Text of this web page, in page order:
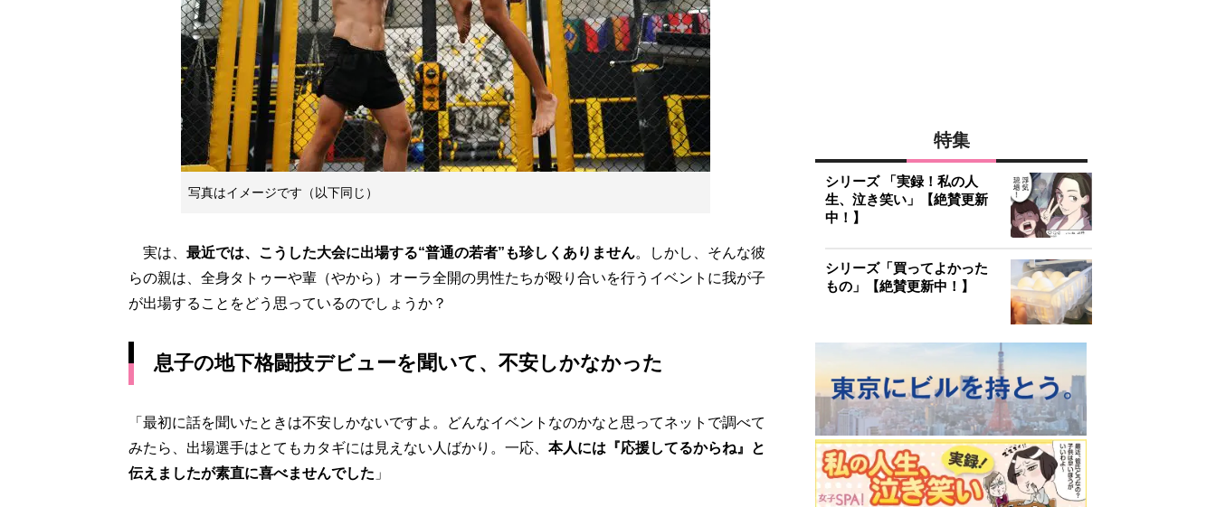
写真はイメージです（以下同じ）
実は、 最近では、こうした大会に出場する“普通の若者”も珍しくありません。しかし、そんな彼
らの親は、全身タトゥーや輩（やから）オーラ全開の男性たちが殴り合いを行うイベントに我が子
が出場することをどう思っているのでしょうか？
息子の地下格闘技デビューを聞いて、不安しかなかった
「最初に話を聞いたときは不安しかないですよ。どんなイベントなのかなと思ってネットで調べて
みたら、出場選手はとてもカタギには見えない人ばかり。一応、 本人には『応援してるからね』と
伝えましたが素直に喜べませんでした 」
特集
シリーズ 「実録！私の人
生、泣き笑い」【絶賛更新
中！】
シリーズ「買ってよかった
もの」【絶賛更新中！】